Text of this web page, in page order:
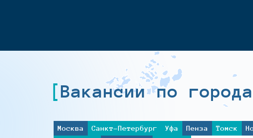
Вакансии по
Москва Санкт-Петербург Уфа Пенза Томск